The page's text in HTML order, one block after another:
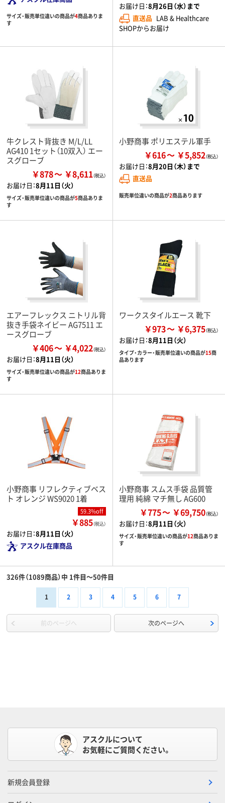
サイズ・販売単位違いの商品が4商品ありま
す
お届け日：8月26日（水）まで
直送品 LAB & Healthcare
SHOPからお届け
牛クレスト背抜き M/L/LL
AG410 1セット（10双入） エー
スグローブ
￥878 ￥8,611
お届け日：8月11日（火）
サイズ・販売単位違いの商品が5商品ありま
す
小野商事 ポリエステル軍手
￥616 ￥5,852
お届け日：8月20日（木）まで
直送品
販売単位違いの商品が2商品あります
エアーフレックス ニトリル背
抜き手袋ネイビー AG7511 エ
ースグローブ
￥406 ￥4,022
お届け日：8月11日（火）
サイズ・販売単位違いの商品が12商品ありま
す
ワークスタイルエース 靴下
￥973 ￥6,375
お届け日：8月11日（火）
タイプ・カラー・販売単位違いの商品が15商
品あります
小野商事 リフレクティブベス
ト オレンジ WS9020 1着
59.3%off
￥885（税込）
お届け日：8月11日（火）
アスクル在庫商品
小野商事 スムス手袋 品質管
理用 純綿 マチ無し AG600
￥775 ￥69,750
お届け日：8月11日（火）
サイズ・販売単位違いの商品が12商品ありま
す
326件（1089商品）中 1件目～50件目
1 2 3 4 5 6 7
前のページへ 次のページへ
アスクルについて
お気軽にご質問ください。
新規会員登録